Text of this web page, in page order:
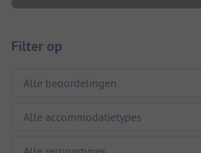
Filter op